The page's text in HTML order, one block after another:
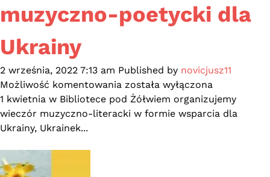
muzyczno-poetycki dla
Ukrainy
2 września, 2022 7:13 am Published by novicjusz11
Możliwość komentowania „Słowa
wsparcia”
solidarnościowy
została wyłączona
1 kwietnia w Bibliotece pod Żółwiem organizujemy
wieczór muzyczno-literacki w formie wsparcia dla
Ukrainy, Ukrainek...